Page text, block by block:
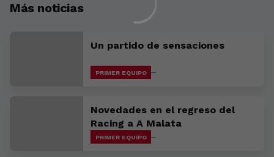
Más noticias
Un partido de sensaciones
PRIMER EQUIPO
Novedades en el regreso del
Racing a A Malata
PRIMER EQUIPO